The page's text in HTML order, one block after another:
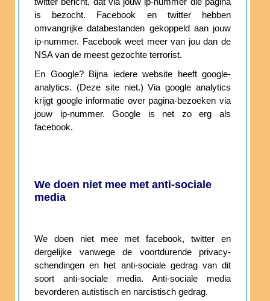
is bezocht. Facebook en twitter hebben
omvangrijke databestanden gekoppeld aan jouw
ip-nummer. Facebook weet meer van jou dan de
NSA van de meest gezochte terrorist.
En Google? Bijna iedere website heeft google-
analytics. (Deze site niet.) Via google analytics
krijgt google informatie over pagina-bezoeken via
jouw ip-nummer. Google is net zo erg als
facebook.
We doen niet mee met anti-sociale
media
We doen niet mee met facebook, twitter en
dergelijke vanwege de voortdurende privacy-
schendingen en het anti-sociale gedrag van dit
soort anti-sociale media. Anti-sociale media
bevorderen autistisch en narcistisch gedrag.